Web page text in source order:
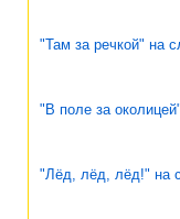
"Там за речкой" на
"В поле за
"Лёд, лёд, лёд!" на